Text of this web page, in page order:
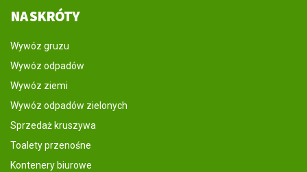
NA SKRÓTY
Wywóz gruzu
Wywóz odpadów
Wywóz ziemi
Wywóz odpadów zielonych
Sprzedaż kruszywa
Toalety przenośne
Kontenery biurowe